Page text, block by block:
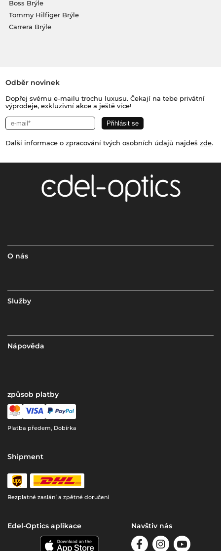
Boss Brýle
Tommy Hilfiger Brýle
Carrera Brýle
Odběr novinek
Dopřej svému e-mailu trochu luxusu. Čekají na tebe privátní
výprodeje, exkluzivní akce a ještě více!
Další informace o zpracování tvých osobních údajů najdeš zde.
O nás
Služby
Nápověda
způsob platby
Platba předem, Dobírka
Shipment
Bezplatné zaslání a zpětné doručení
Edel-Optics aplikace Navštiv nás